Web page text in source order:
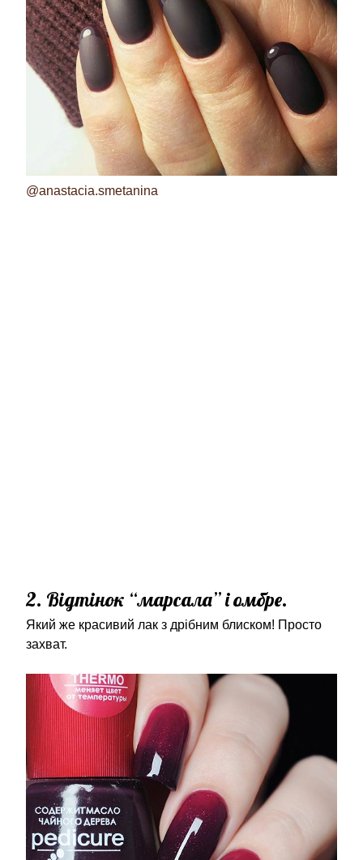
@anastacia.smetanina
2. Відтінок “марсала” і омбре.
Який же красивий лак з дрібним блиском! Просто
захват.